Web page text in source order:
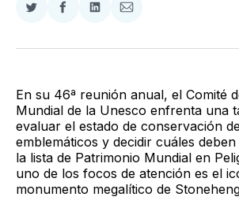
Compartir
Twitter
Compartir
Facebook
Compartir
LinkedIn
Compartir
Email
En su 46ª reunión anual, el Comité
Mundial de la Unesco enfrenta una
evaluar el estado de conservación
emblemáticos y decidir cuáles
la lista de Patrimonio Mundial en
uno de los focos de atención es el
monumento megalítico de